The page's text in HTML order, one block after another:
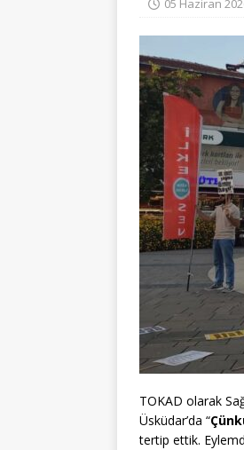
05 Haziran
TOKAD olarak
Üsküdar’da “
tertip ettik.